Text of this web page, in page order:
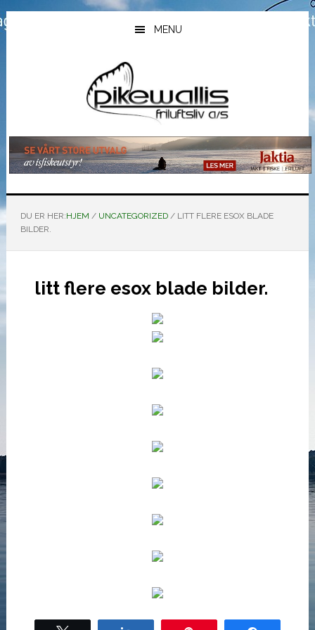
Hopp
til
Hopp
til
Hopp
til
MENU
DU ER HER:HJEM / UNCATEGORIZED /LITT FLERE ESOX BLADE
BILDER.
litt flere esox blade bilder.